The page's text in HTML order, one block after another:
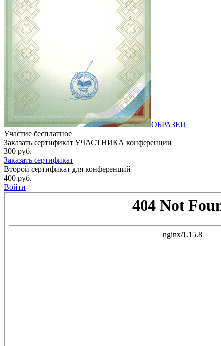
ОБРАЗЕЦ
Участие бесплатное
Заказать сертификат УЧАСТНИКА конференции
300 руб.
Заказать сертификат
Второй сертификат для конференций
400 руб.
Войти